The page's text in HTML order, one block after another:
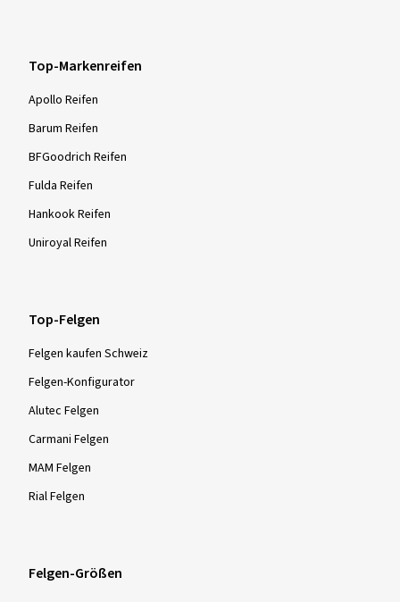
Top-Markenreifen
Apollo Reifen
Barum Reifen
BFGoodrich Reifen
Fulda Reifen
Hankook Reifen
Uniroyal Reifen
Top-Felgen
Felgen kaufen Schweiz
Felgen-Konfigurator
Alutec Felgen
Carmani Felgen
MAM Felgen
Rial Felgen
Felgen-Größen